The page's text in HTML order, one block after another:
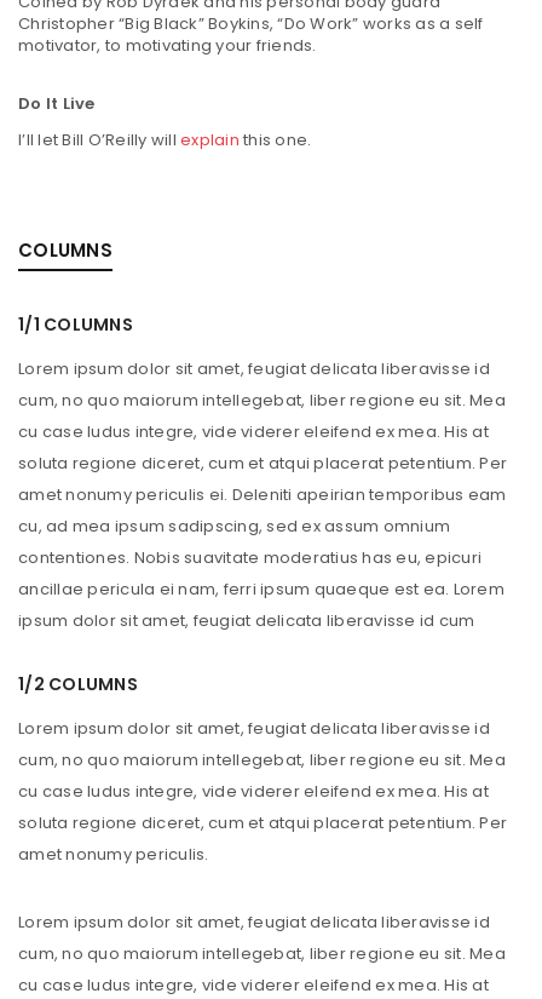
Christopher “Big Black” Boykins, “Do Work” works as a self
motivator, to motivating your friends.
Do It Live
I’ll let Bill O’Reilly will explain this one.
COLUMNS
1/1 COLUMNS
Lorem ipsum dolor sit amet, feugiat delicata liberavisse id
cum, no quo maiorum intellegebat, liber regione eu sit. Mea
cu case ludus integre, vide viderer eleifend ex mea. His at
soluta regione diceret, cum et atqui placerat petentium. Per
amet nonumy periculis ei. Deleniti apeirian temporibus eam
cu, ad mea ipsum sadipscing, sed ex assum omnium
contentiones. Nobis suavitate moderatius has eu, epicuri
ancillae pericula ei nam, ferri ipsum quaeque est ea. Lorem
ipsum dolor sit amet, feugiat delicata liberavisse id cum
1/2 COLUMNS
Lorem ipsum dolor sit amet, feugiat delicata liberavisse id
cum, no quo maiorum intellegebat, liber regione eu sit. Mea
cu case ludus integre, vide viderer eleifend ex mea. His at
soluta regione diceret, cum et atqui placerat petentium. Per
amet nonumy periculis.
Lorem ipsum dolor sit amet, feugiat delicata liberavisse id
cum, no quo maiorum intellegebat, liber regione eu sit. Mea
cu case ludus integre, vide viderer eleifend ex mea. His at